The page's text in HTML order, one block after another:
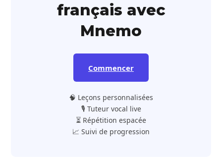
français avec
Mnemo
Commencer
🧠 Leçons personnalisées
🎙️ Tuteur vocal live
⏳ Répétition espacée
📈 Suivi de progression